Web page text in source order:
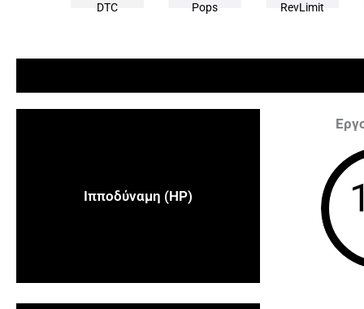
DTC Pops RevLimit
Ιπποδύναμη (HP)